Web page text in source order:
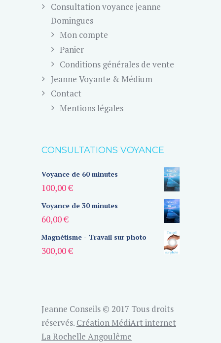
Consultation voyance jeanne
Domingues
Mon compte
Panier
Conditions générales de vente
Jeanne Voyante & Médium
Contact
Mentions légales
CONSULTATIONS VOYANCE
Voyance de 60 minutes
100,00€
Voyance de 30 minutes
60,00€
Magnétisme - Travail sur photo
300,00€
Jeanne Conseils © 2017 Tous droits
réservés. Création MédiArt internet
La Rochelle Angoulême